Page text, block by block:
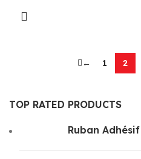
TOP RATED PRODUCTS
Ruban
← 1 2